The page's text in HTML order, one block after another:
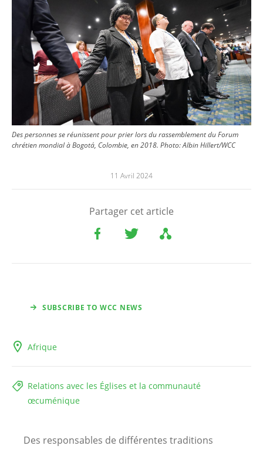
Des personnes se réunissent pour prier lors du rassemblement du Forum
chrétien mondial à Bogotá, Colombie, en 2018. Photo:Albin Hillert/WCC
11 Avril 2024
Partager cet article
SUBSCRIBE TO WCC NEWS
Afrique
Relations avec les Églises et la communauté
œcuménique
Des responsables de différentes traditions